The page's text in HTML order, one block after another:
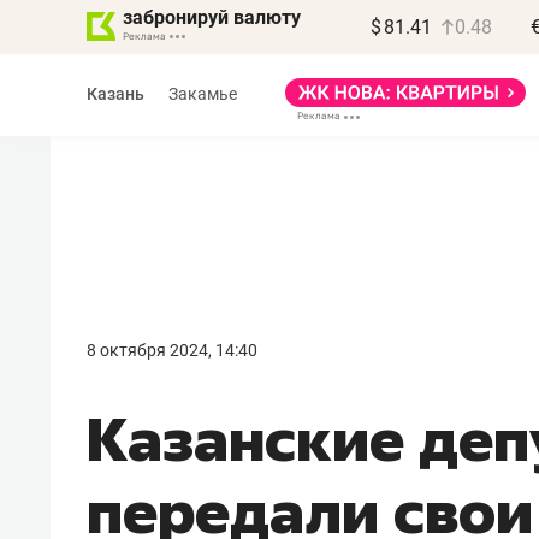
забронируй валюту $ 81.41 0.48
Казань Закамье
8 октября 2024, 14:40
Казанские
передали
правил, бизнес может
потерять минимум